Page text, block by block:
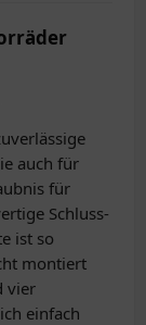
auch für
für
Schluss-
ist so
montiert
vier
einfach